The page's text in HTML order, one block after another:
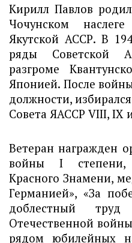
Кирилл Павлов
Чочунском
Якутской АССР. В
ряды Советской
разгроме
Японией. После
должности,
Совета ЯАССР VIII, IX
Ветеран награжден
войны I степени,
Красного Знамени,
Германией», «За
доблестный
Отечественной войны
рядом юбилейных